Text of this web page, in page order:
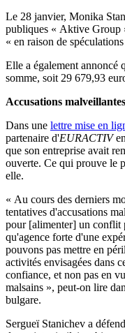
Le 28 janvier, Monika
publiques « Aktive Group
« en raison de
Elle a également annoncé
somme, soit 29 679,93
Accusations malveillantes
Dans une lettre mise en
partenaire d'EURACTIV
que son entreprise avait
ouverte. Ce qui prouve le
elle.
« Au cours des derniers
tentatives d'accusations
pour [alimenter] un conflit
qu'agence forte d'une
pouvons pas mettre en
activités envisagées dans
confiance, et non pas en
malsains », peut-on lire
bulgare.
Sergueï Stanichev a